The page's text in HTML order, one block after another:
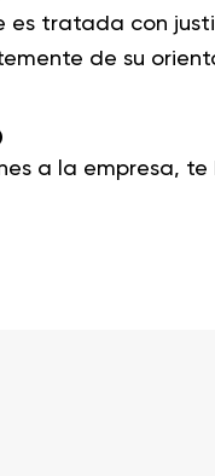
es tratada con
de su
a la empresa, te